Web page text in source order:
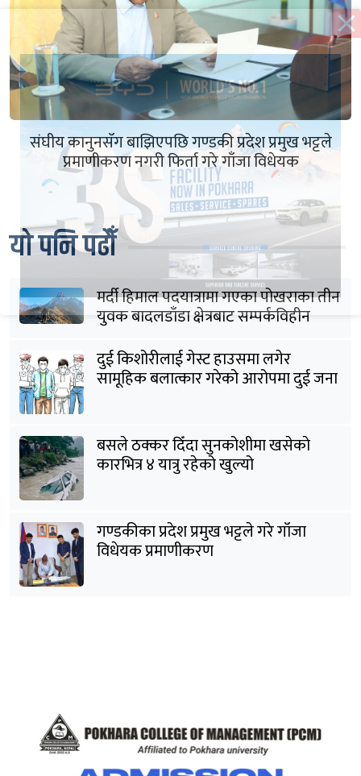
संघीय कानुनसँग बाझिएपछि गण्डकी प्रदेश प्रमुख भट्टले
प्रमाणीकरण नगरी फिर्ता गरे गाँजा विधेयक
यो पनि पढौँ
मर्दी हिमाल पदयात्रामा गएका पोखराका तीन
युवक बादलडाँडा क्षेत्रबाट सम्पर्कविहीन
दुई किशोरीलाई गेस्ट हाउसमा लगेर
सामूहिक बलात्कार गरेको आरोपमा दुई जना
बसले ठक्कर दिँदा सुनकोशीमा खसेकाे
कारभित्र ४ यात्रु रहेको खुल्यो
गण्डकीका प्रदेश प्रमुख भट्टले गरे गाँजा
विधेयक प्रमाणीकरण